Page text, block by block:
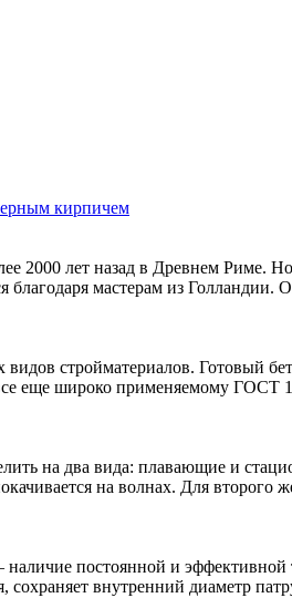
кирпичем
2000 лет назад в Древнем Риме.
мастерам из Голландии.
стройматериалов. Готовый
еще широко применяемому ГОСТ
на два вида: плавающие и
на волнах. Для второго
постоянной и
сохраняет внутренний диаметр